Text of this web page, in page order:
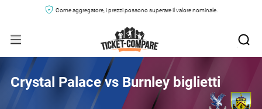
Come aggregatore, i prezzi possono superare il valore nominale.
Crystal Palace vs Burnley biglietti